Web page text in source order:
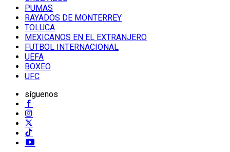
PUMAS
RAYADOS DE MONTERREY
TOLUCA
MEXICANOS EN EL EXTRANJERO
FUTBOL INTERNACIONAL
UEFA
BOXEO
UFC
síguenos